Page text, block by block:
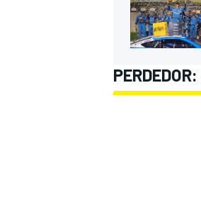
PERDEDOR: